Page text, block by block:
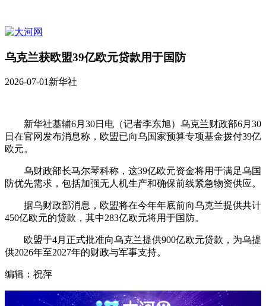
乌克兰获欧盟39亿欧元贷款用于国防
2026-07-01新华社
新华社基辅6月30日电（记者李东旭）乌克兰财政部6月30
日在官网发布消息称，欧盟已向乌国家预算专项基金拨付39亿
欧元。
乌财政部长马尔琴科称，这39亿欧元资金将用于满足乌国
防优先需求，包括加强无人机生产和确保前线紧急物资供应。
据乌财政部消息，欧盟将在今年年底前向乌克兰提供共计
450亿欧元的贷款，其中283亿欧元将用于国防。
欧盟于4月正式批准向乌克兰提供900亿欧元贷款，为乌提
供2026年至2027年的财政与军事支持。
编辑：祝萍